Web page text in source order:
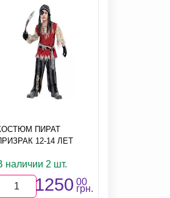
ПИРАТ
12-14 ЛЕТ
наличии 2 шт.
1250 00
грн.